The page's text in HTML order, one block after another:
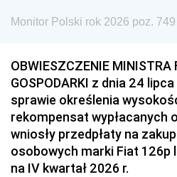
Monitor Polski rok 2026 poz. 749
OBWIESZCZENIE MINISTRA
GOSPODARKI z dnia 24
sprawie określenia
rekompensat wypłacanych
wniosły przedpłaty na
osobowych marki Fiat 126p
na IV kwartał 2026 r.